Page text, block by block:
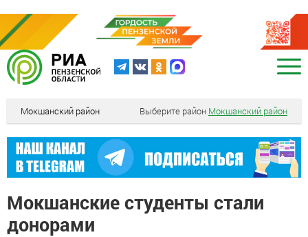
Мокшанский район Выберите район Мокшанский район
Мокшанские студенты стали
донорами